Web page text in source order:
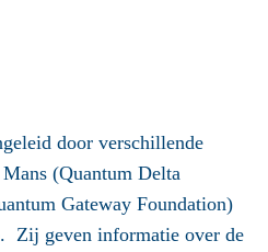
door verschillende
(Quantum Delta
Gateway Foundation)
Zij geven informatie over de